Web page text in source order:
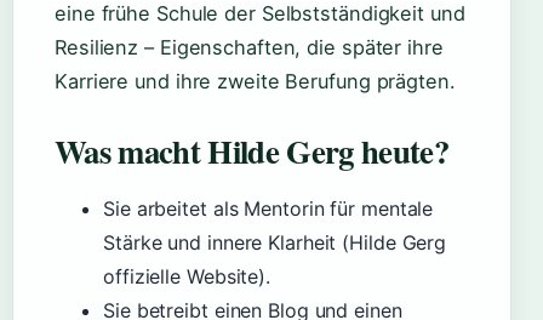
eine frühe Schule der Selbstständigkeit und
Resilienz – Eigenschaften, die später ihre
Karriere und ihre zweite Berufung prägten.
Was macht Hilde Gerg heute?
Sie arbeitet als Mentorin für mentale
Stärke und innere Klarheit (Hilde Gerg
offizielle Website).
Sie betreibt einen Blog und einen